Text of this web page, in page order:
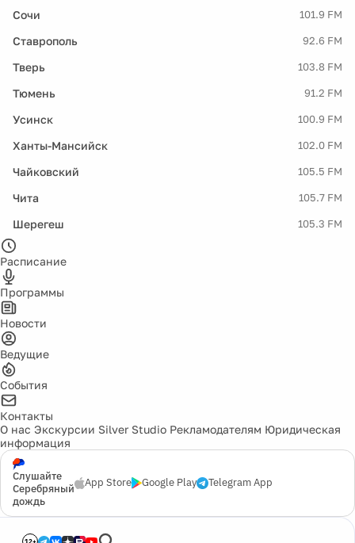
Сочи 101.9 FM
Ставрополь 92.6 FM
Тверь 103.8 FM
Тюмень 91.2 FM
Усинск 100.9 FM
Ханты-Мансийск 102.0 FM
Чайковский 105.5 FM
Чита 105.7 FM
Шерегеш 105.3 FM
Расписание
Программы
Новости
Ведущие
События
Контакты
О нас Экскурсии Silver Studio Рекламодателям Юридическая
информация
Слушайте
Серебряный
дождь
App Store Google Play Telegram App